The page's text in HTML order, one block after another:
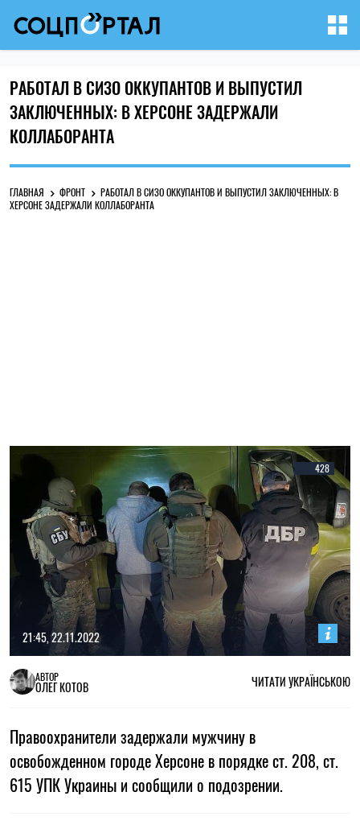
РАБОТАЛ В СИЗО ОККУПАНТОВ И ВЫПУСТИЛ
ЗАКЛЮЧЕННЫХ: В ХЕРСОНЕ ЗАДЕРЖАЛИ
КОЛЛАБОРАНТА
ГЛАВНАЯ ФРОНТ
РАБОТАЛ В СИЗО ОККУПАНТОВ И ВЫПУСТИЛ ЗАКЛЮЧЕННЫХ: В
ХЕРСОНЕ ЗАДЕРЖАЛИ КОЛЛАБОРАНТА
428
21:45, 22.11.2022
АВТОР
ОЛЕГ КОТОВ ЧИТАТИ УКРАЇНСЬКОЮ
Правоохранители задержали мужчину в
освобожденном городе Херсоне в порядке ст. 208, ст.
615 УПК Украины и сообщили о подозрении.